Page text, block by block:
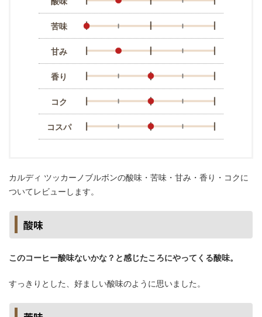
苦味
甘み
香り
コク
コスパ
カルディ ツッカーノブルボンの酸味・苦味・甘み・香り・コクに
ついてレビューします。
酸味
このコーヒー酸味ないかな？と感じたころにやってくる酸味。
すっきりとした、好ましい酸味のように思いました。